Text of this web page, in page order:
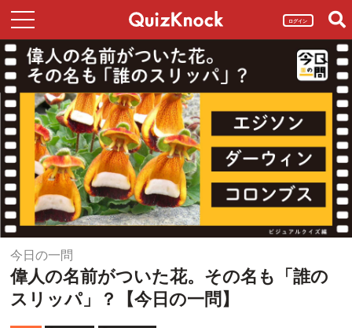
ログイン
今日の一問
偉人の名前がついた花。その名も「誰の
スリッパ」？【今日の一問】